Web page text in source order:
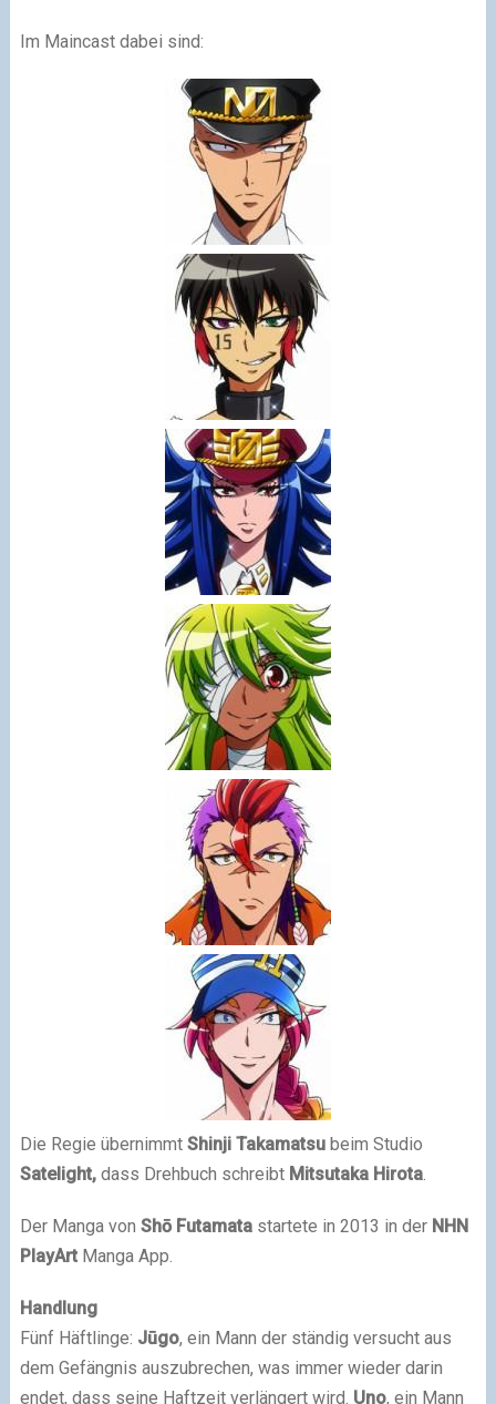
Im Maincast dabei sind:
Die Regie übernimmt Shinji Takamatsu beim Studio
Satelight,dass Drehbuch schreibtMitsutaka Hirota.
Der Manga von Shō Futamatastartete in 2013 in der NHN
PlayArtManga App.
Handlung
Fünf Häftlinge: Jūgo, ein Mann der ständig versucht aus
dem Gefängnis auszubrechen, was immer wieder darin
endet, dass seine Haftzeit verlängert wird. Uno, ein Mann